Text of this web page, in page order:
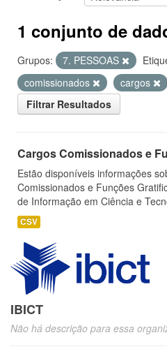
1 conjunto de
Grupos: 7. PESSOAS
comissionados
cargos
Filtrar Resultados
Cargos Comissionados e
Estão disponíveis informações
Comissionados e Funções
de Informação em Ciência e
CSV
IBICT
Não há descrição para essa